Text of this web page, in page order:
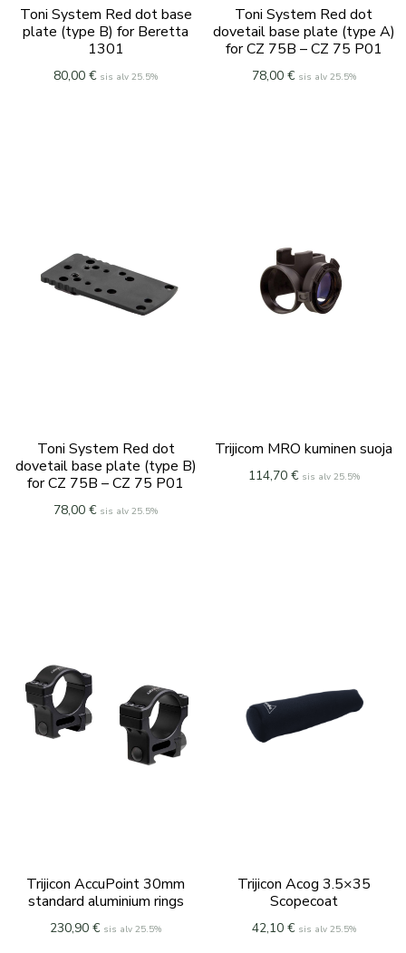
Toni System Red dot base
plate (type B) for Beretta
1301
80,00€ sis alv 25.5%
Toni System Red dot
dovetail base plate (type A)
for CZ 75B – CZ 75 P01
78,00 € sis alv 25.5%
Toni System Red dot
dovetail base plate (type B)
for CZ 75B – CZ 75 P01
78,00€ sis alv 25.5%
Trijicom MRO kuminen suoja
114,70 € sis alv 25.5%
Trijicon AccuPoint 30mm
standard aluminium rings
230,90€ sis alv 25.5%
Trijicon Acog 3.5×35
Scopecoat
42,10 € sis alv 25.5%